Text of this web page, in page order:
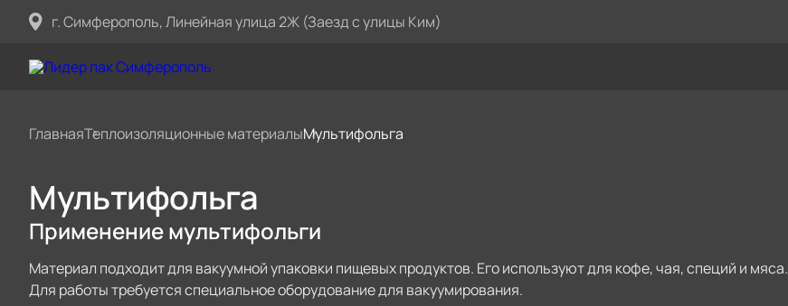
г. Симферополь, Линейная улица 2Ж (Заезд с улицы Ким)
ГлавнаяТеплоизоляционные материалыМультифольга
Мультифольга
Применение мультифольги
Материал подходит для вакуумной упаковки пищевых продуктов. Его используют для кофе, чая, специй и мяса.
Для работы требуется специальное оборудование для вакуумирования.